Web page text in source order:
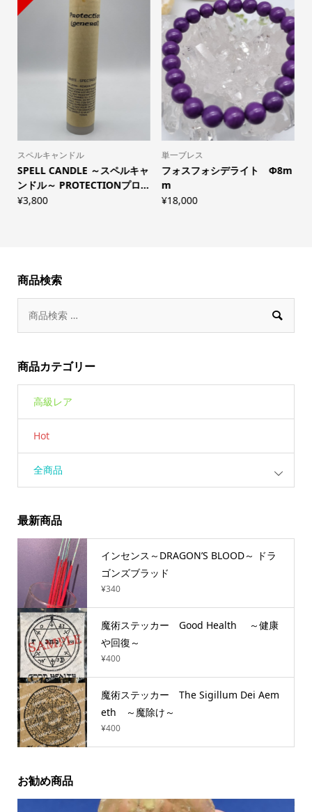
スペルキャンドル
SPELL CANDLE ～スペルキャ
ンドル～ PROTECTIONプロ...
¥3,800
単一ブレス
フォスフォシデライト Φ8m
m
¥18,000
商品検索

商品カテゴリー
高級レア
Hot
全商品
最新商品
インセンス～DRAGON’S BLOOD～ ドラ
ゴンズブラッド
¥340
魔術ステッカー Good Health ～健康
や回復～
¥400
魔術ステッカー The Sigillum Dei Aem
eth ～魔除け～
¥400
お勧め商品